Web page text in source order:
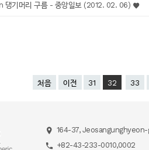
댕기머리 구름 - 중앙일보 (2012. 02. 06)
처음 이전 31 32 33
164-37,
+82-43-233-0010,0002